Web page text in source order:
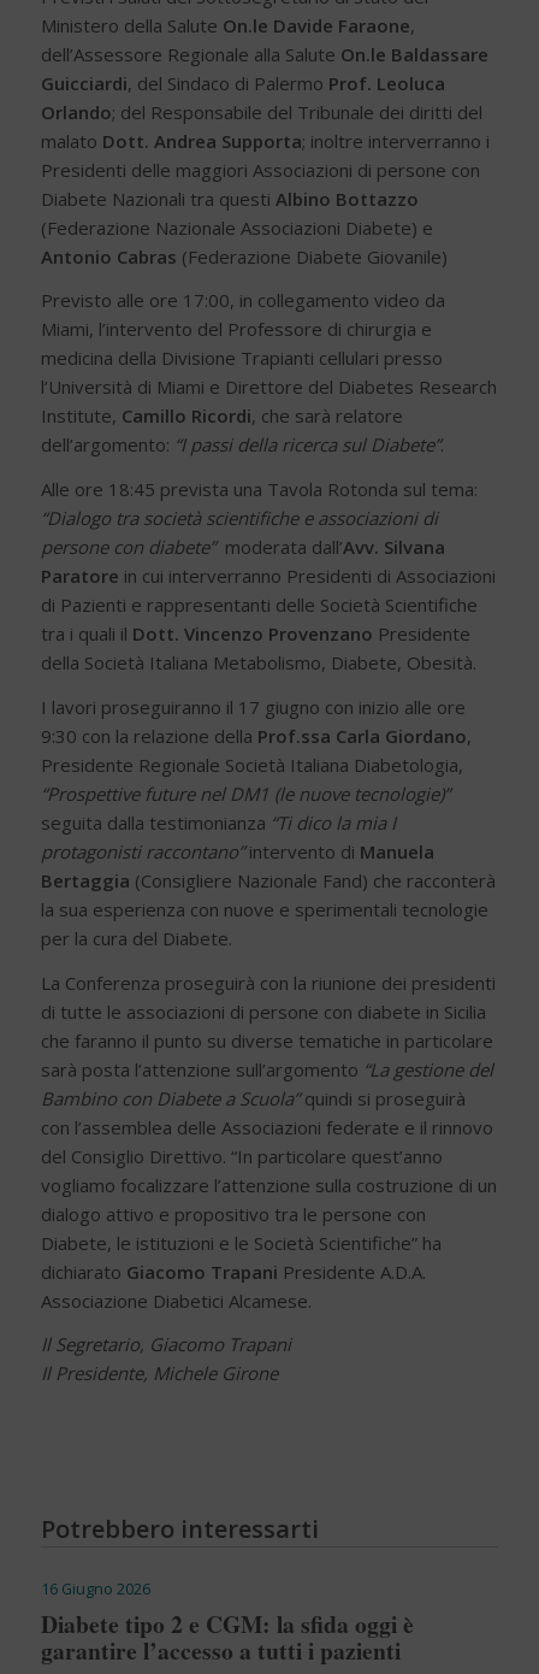
Ministero della Salute On.le Davide Faraone,
dell’Assessore Regionale alla Salute On.le Baldassare
Guicciardi, del Sindaco di Palermo Prof. Leoluca
Orlando; del Responsabile del Tribunale dei diritti del
malato Dott. Andrea Supporta; inoltre interverranno i
Presidenti delle maggiori Associazioni di persone con
Diabete Nazionali tra questi Albino Bottazzo
(Federazione Nazionale Associazioni Diabete) e
Antonio Cabras (Federazione Diabete Giovanile)
Previsto alle ore 17:00, in collegamento video da
Miami, l’intervento del Professore di chirurgia e
medicina della Divisione Trapianti cellulari presso
l’Università di Miami e Direttore del Diabetes Research
Institute, Camillo Ricordi, che sarà relatore
dell’argomento: “I passi della ricerca sul Diabete”.
Alle ore 18:45 prevista una Tavola Rotonda sul tema:
“Dialogo tra società scientifiche e associazioni di
persone con diabete”moderata dall’Avv. Silvana
Paratore in cui interverranno Presidenti di Associazioni
di Pazienti e rappresentanti delle Società Scientifiche
tra i quali il Dott. Vincenzo Provenzano Presidente
della Società Italiana Metabolismo, Diabete, Obesità.
I lavori proseguiranno il 17 giugno con inizio alle ore
9:30 con la relazione della Prof.ssa Carla Giordano,
Presidente Regionale Società Italiana Diabetologia,
“Prospettive future nel DM1 (le nuove tecnologie)”
seguita dalla testimonianza “Ti dico la mia I
protagonisti raccontano”intervento di Manuela
Bertaggia (Consigliere Nazionale Fand) che racconterà
la sua esperienza con nuove e sperimentali tecnologie
per la cura del Diabete.
La Conferenza proseguirà con la riunione dei presidenti
di tutte le associazioni di persone con diabete in Sicilia
che faranno il punto su diverse tematiche in particolare
sarà posta l’attenzione sull’argomento “La gestione del
Bambino con Diabete a Scuola”quindi si proseguirà
con l’assemblea delle Associazioni federate e il rinnovo
del Consiglio Direttivo. “In particolare quest’anno
vogliamo focalizzare l’attenzione sulla costruzione di un
dialogo attivo e propositivo tra le persone con
Diabete, le istituzioni e le Società Scientifiche” ha
dichiarato Giacomo Trapani Presidente A.D.A.
Associazione Diabetici Alcamese.
Il Segretario, Giacomo Trapani
Il Presidente, Michele Girone
Potrebbero interessarti
16 Giugno 2026
Diabete tipo 2 e CGM: la sfida oggi è
garantire l’accesso a tutti i pazienti